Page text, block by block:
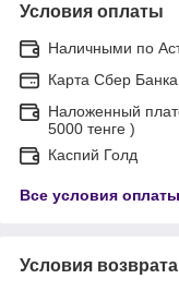
Условия оплаты
Наличными по
Карта Сбер
Наложенный
5000 тенге )
Каспий Голд
Все условия оплаты
Условия возврата